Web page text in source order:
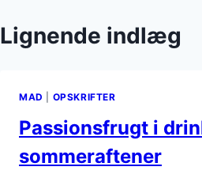
Lignende indlæg
MAD OPSKRIFTER
Passionsfrugt i
sommeraftener